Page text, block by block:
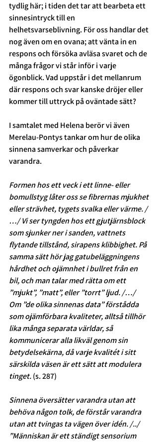
tydlig här; i tiden det tar att bearbeta ett
sinnesintryck till en
helhetsvarseblivning. För oss handlar det
nog även om en ovana; att vänta in en
respons och försöka avläsa svaret och de
många frågor vi står inför i varje
ögonblick. Vad uppstår i det mellanrum
där respons och svar kanske dröjer eller
kommer till uttryck på oväntade sätt?
I samtalet med Helena berör vi även
Merelau-Pontys tankar om hur de olika
sinnena samverkar och påverkar
varandra.
Formen hos ett veck i ett linne- eller
bomullstyg låter oss se fibrernas mjukhet
eller strävhet, tygets svalka eller värme. /
…/ Vi ser tyngden hos ett gjutjärnsblock
som sjunker ner i sanden, vattnets
flytande tillstånd, sirapens klibbighet. På
samma sätt hör jag gatubeläggningens
hårdhet och ojämnhet i bullret från en
bil, och man talar med rätta om ett
”mjukt”, ”matt”, eller ”torrt” ljud. /…/
Om ”de olika sinnenas data” förstådda
som ojämförbara kvaliteter, alltså tillhör
lika många separata världar, så
kommunicerar alla likväl genom sin
betydelsekärna, då varje kvalitét i sitt
särskilda väsen är ett sätt att modulera
tinget. (s. 287)
Sinnena översätter varandra utan att
behöva någon tolk, de förstår varandra
utan att tvingas ta vägen över idén. /../
”Människan är ett ständigt sensorium